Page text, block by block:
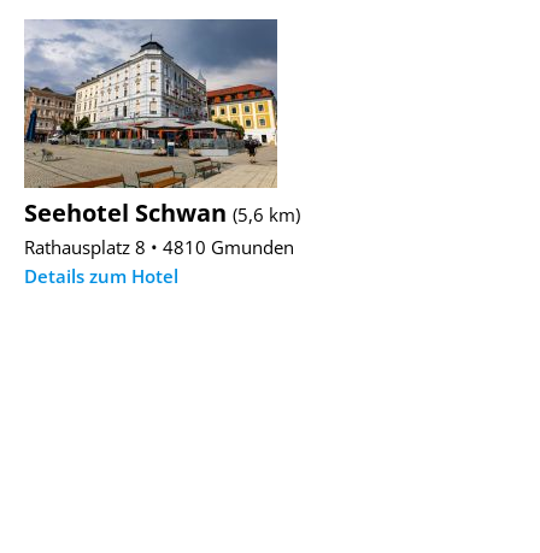
Seehotel Schwan (5,6 km)
Rathausplatz 8 • 4810 Gmunden
Details zum Hotel